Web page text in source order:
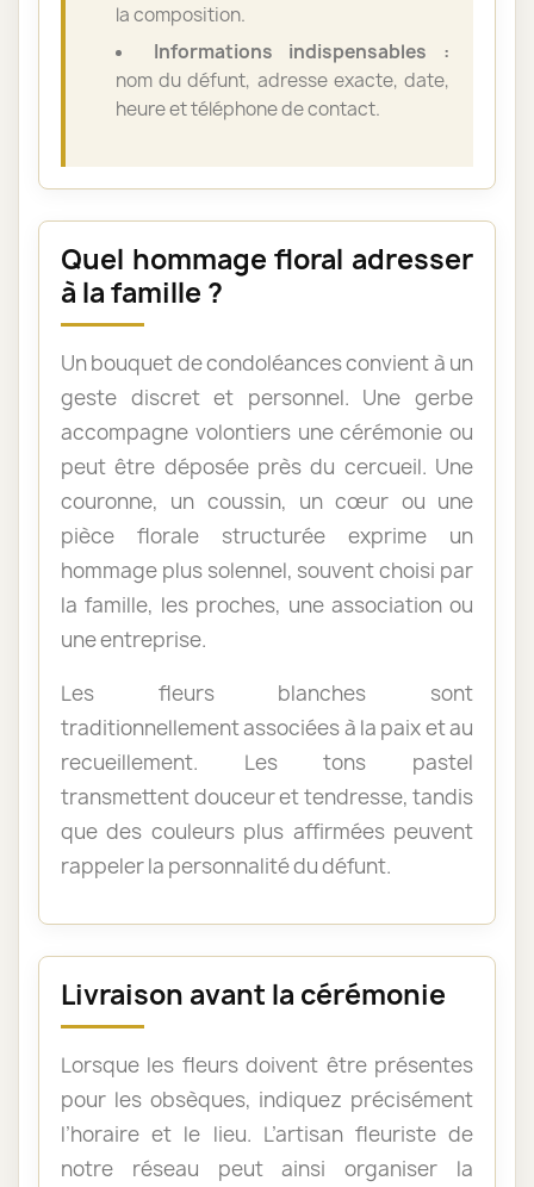
la composition.
Informations indispensables :
nom du défunt, adresse exacte, date,
heure et téléphone de contact.
Quel hommage floral adresser
à la famille ?
Un bouquet de condoléances convient à un
geste discret et personnel. Une gerbe
accompagne volontiers une cérémonie ou
peut être déposée près du cercueil. Une
couronne, un coussin, un cœur ou une
pièce florale structurée exprime un
hommage plus solennel, souvent choisi par
la famille, les proches, une association ou
une entreprise.
Les fleurs blanches sont
traditionnellement associées à la paix et au
recueillement. Les tons pastel
transmettent douceur et tendresse, tandis
que des couleurs plus affirmées peuvent
rappeler la personnalité du défunt.
Livraison avant la cérémonie
Lorsque les fleurs doivent être présentes
pour les obsèques, indiquez précisément
l’horaire et le lieu. L’artisan fleuriste de
notre réseau peut ainsi organiser la